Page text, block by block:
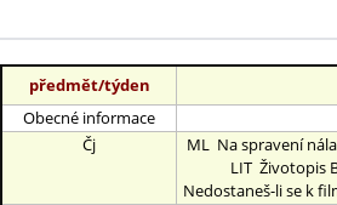
předmět/týden
Obecné informace
Čj
ML Na spravení
LIT Životopis B.
Nedostaneš-li se k